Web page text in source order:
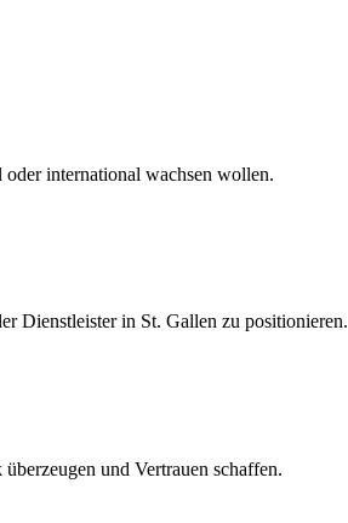
international wachsen wollen.
Dienstleister in St. Gallen zu positionieren.
und Vertrauen schaffen.